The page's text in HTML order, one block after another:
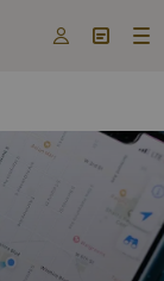
  